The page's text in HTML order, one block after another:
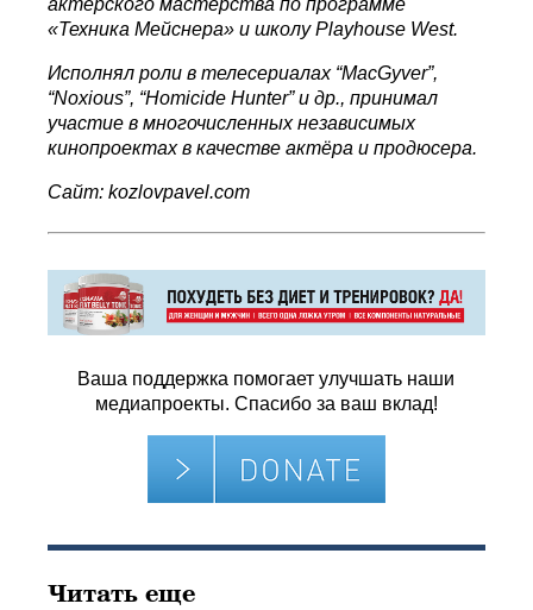
актёрского мастерствапо программе
«Техника Мейснера» и школу Playhouse West.
Исполнял роли в телесериалах “MacGyver”,
“Noxious”, “Homicide Hunter” и др., принимал
участие в многочисленных независимых
кинопроектах в качестве актёра и продюсера.
Сайт:kozlovpavel.com
Ваша поддержка помогает улучшать наши
медиапроекты. Спасибо за ваш вклад!
Читать еще